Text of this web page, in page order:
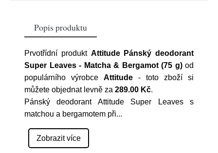
Popis produktu
Prvotřídní produkt Attitude Pánský deodorant
Super Leaves - Matcha & Bergamot (75 g)od
populárního výrobce Attitude - toto zboží si
můžete objednat levně za 289.00 Kč.
Pánský deodorant Attitude Super Leaves s
matchou a bergamotem při...
Zobrazit více